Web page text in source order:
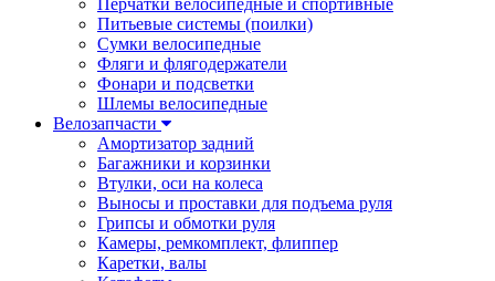
Перчатки велосипедные и спортивные
Питьевые системы (поилки)
Сумки велосипедные
Фляги и флягодержатели
Фонари и подсветки
Шлемы велосипедные
Велозапчасти
Амортизатор задний
Багажники и корзинки
Втулки, оси на колеса
Выносы и проставки для подъема руля
Грипсы и обмотки руля
Камеры, ремкомплект, флиппер
Каретки, валы